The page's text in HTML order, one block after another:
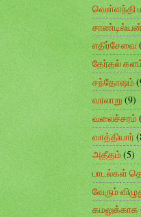
வெள்ளந்தி
எதிர்சேவை
தேர்தல்
சந்தோஷம்
வரலாறு(9)
வலைச்சரம்
வாத்தியார்
அதீதம்(5)
பாடல்கள்
வேரும்
கமலுக்காக